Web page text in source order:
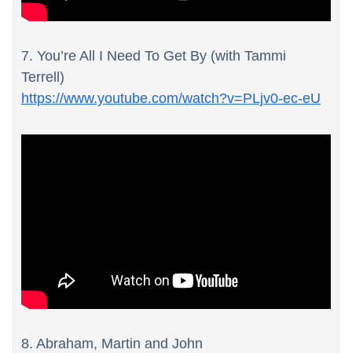
7. You’re All I Need To Get By (with Tammi
Terrell)
https://www.youtube.com/watch?v=PLjv0-ec-eU
8. Abraham, Martin and John